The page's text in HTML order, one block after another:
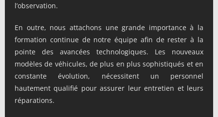
l’observation.
En outre, nous attachons une grande importance à la
formation continue de notre équipe afin de rester à la
pointe des avancées technologiques. Les nouveaux
modèles de véhicules, de plus en plus sophistiqués et en
constante évolution, nécessitent un personnel
hautement qualifié pour assurer leur entretien et leurs
réparations.